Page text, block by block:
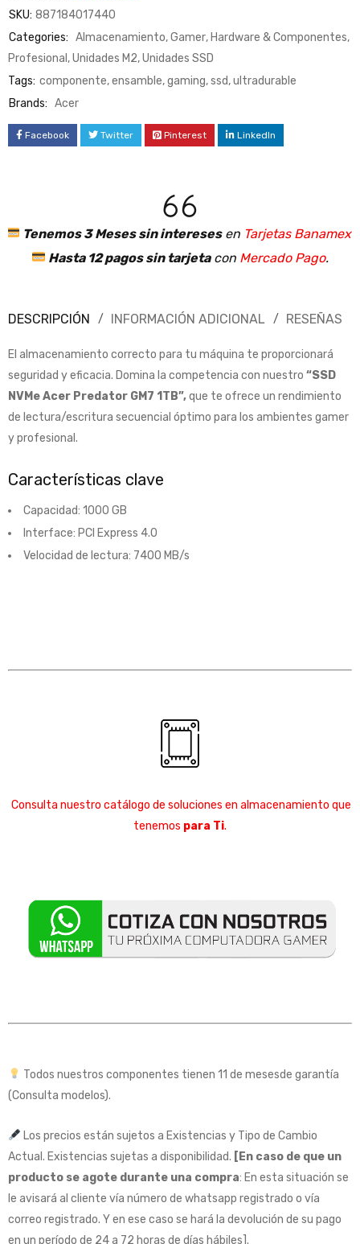
SKU: 887184017440
Categories: Almacenamiento,Gamer, Hardware & Componentes,
Profesional ,Unidades M2,Unidades SSD
Tags: componente,ensamble,gaming,ssd,ultradurable
Brands: Acer
Facebook Twitter Pinterest LinkedIn
Tenemos 3 Meses sin interesesen Tarjetas Banamex.
Hasta 12 pagos sin tarjetacon Mercado Pago.
DESCRIPCIÓN INFORMACIÓN ADICIONAL RESEÑAS
El almacenamiento correcto para tu máquina te proporcionará
seguridad y eficacia. Domina la competencia con nuestro “SSD
NVMe Acer Predator GM7 1TB”,que te ofrece un rendimiento
de lectura/escritura secuencial óptimo para los ambientes gamer
y profesional.
Características clave
Capacidad: 1000 GB
Interface: PCI Express 4.0
Velocidad de lectura: 7400 MB/s
Consulta nuestro catálogo de soluciones en almacenamiento que
tenemos para Ti.
Todos nuestros componentes tienen 11 de mesesde garantía
(Consulta modelos).
Los precios están sujetos a Existencias y Tipo de Cambio
Actual. Existencias sujetas a disponibilidad. [En caso de que un
producto se agote durante una compra: En esta situación se
le avisará al cliente vía número de whatsapp registrado o vía
correo registrado. Y en ese caso se hará la devolución de su pago
en un período de 24 a 72 horas de días hábiles].